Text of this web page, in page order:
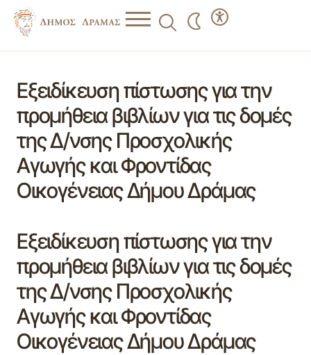
Εξειδίκευση πίστωσης για την
προμήθεια βιβλίων για τις δομές
της Δ/νσης Προσχολικής
Αγωγής και Φροντίδας
Οικογένειας Δήμου Δράμας
Εξειδίκευση πίστωσης για την
προμήθεια βιβλίων για τις δομές
της Δ/νσης Προσχολικής
Αγωγής και Φροντίδας
Οικογένειας Δήμου Δράμας